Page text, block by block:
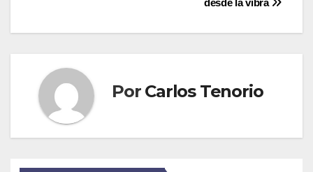
entradas
desde la vibra
Por Carlos Tenorio